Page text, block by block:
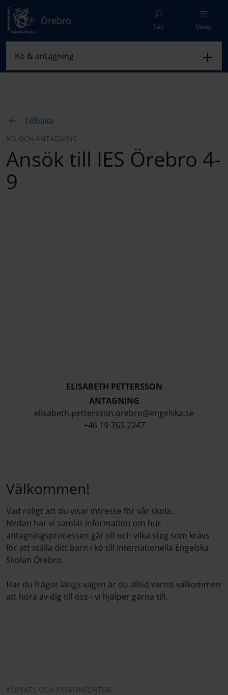
Örebro
Sök Meny
Tillbaka
KÖ OCH ANTAGNING
Ansök till IES Örebro 4-
9
ELISABETH PETTERSSON
ANTAGNING
elisabeth.pettersson.orebro@engelska.se
+46 19-765 2247
Välkommen!
Vad roligt att du visar intresse för vår skola.
Nedan har vi samlat information om hur
antagningsprocessen går till och vilka steg som krävs
för att ställa ditt barn i kö till Internationella Engelska
Skolan Örebro.
Har du frågor längs vägen är du alltid varmt välkommen
att höra av dig till oss - vi hjälper gärna till.
KÖPLATS OCH SYSKONFÖRTUR